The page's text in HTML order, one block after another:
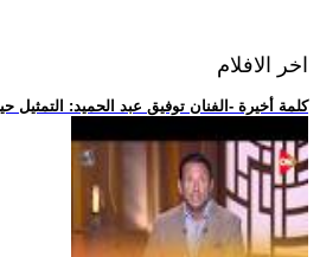
اخر الافلام
.. كلمة أخيرة -الفنان توفيق عبد الحميد: التمثيل